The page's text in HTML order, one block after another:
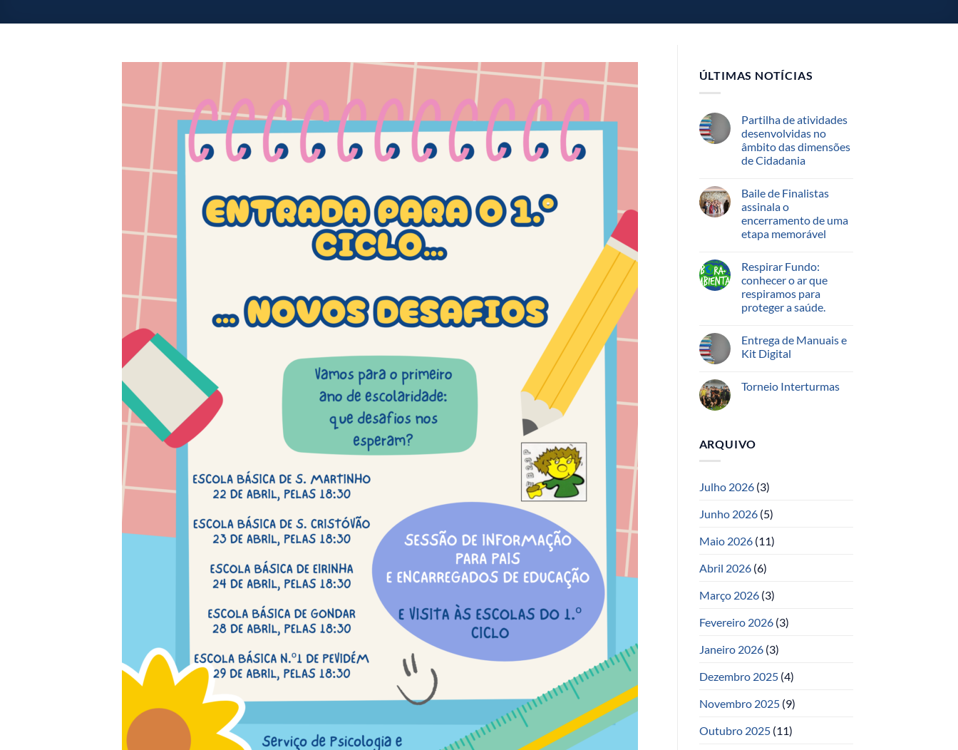
ÚLTIMAS NOTÍCIAS
Partilha de atividades
desenvolvidas no
âmbito das dimensões
de Cidadania
Baile de Finalistas
assinala o
encerramento de uma
etapa memorável
Respirar Fundo:
conhecer o ar que
respiramos para
proteger a saúde.
Entrega de Manuais e
Kit Digital
Torneio Interturmas
ARQUIVO
Julho 2026(3)
Junho 2026(5)
Maio 2026(11)
Abril 2026(6)
Março 2026(3)
Fevereiro 2026(3)
Janeiro 2026(3)
Dezembro 2025(4)
Novembro 2025(9)
Outubro 2025(11)